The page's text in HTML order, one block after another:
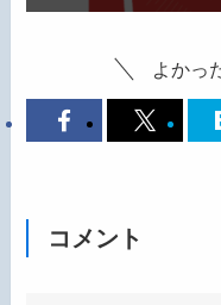
よかっ
コメント